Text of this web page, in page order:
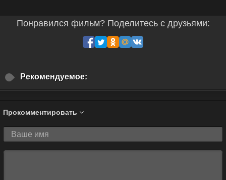
Понравился фильм? Поделитесь с друзьями:
Рекомендуемое:
Прокомментировать